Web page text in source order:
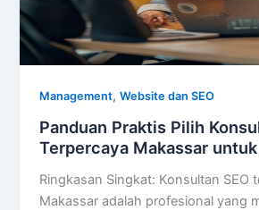
Management,Website dan SEO
Panduan Praktis Pilih
Terpercaya Makassar
Ringkasan Singkat: Konsultan SEO
Makassar adalah profesional yang